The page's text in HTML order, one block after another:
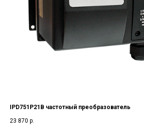
IPD751P21B частотный преобразователь
23 870 р.